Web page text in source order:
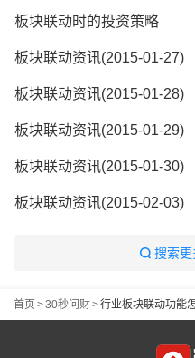
板块联动时的投资策略
板块联动资讯(2015-01-27)
板块联动资讯(2015-01-28)
板块联动资讯(2015-01-29)
板块联动资讯(2015-01-30)
板块联动资讯(2015-02-03)
搜索
首页 >30秒问财>行业板块联动功能